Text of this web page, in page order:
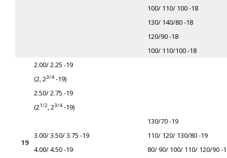
100/ 110/ 100 -18
130/ 140/80 -18
120/90 -18
100/ 110/100 -18
19
2.00/ 2.25 -19
(2, 23/4 -19)
2.50/ 2.75 -19
(21/2 , 23/4 -19)
3.00/ 3.50/ 3.75 -19
4.00/ 4.50 -19
130/70 -19
110/ 120/ 130/80 -19
80/ 90/ 100/ 110/ 120/90 -